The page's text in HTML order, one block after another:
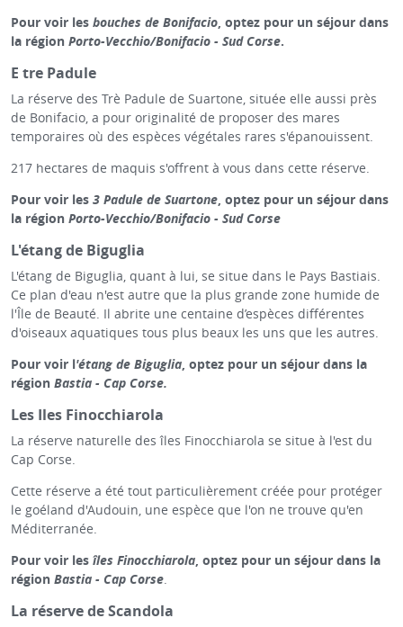
Pour voir les bouches de Bonifacio, optez pour un séjour dans
la région Porto-Vecchio/Bonifacio - Sud Corse.
E tre Padule
La réserve des Trè Padule de Suartone, située elle aussi près
de Bonifacio, a pour originalité de proposer des mares
temporaires où des espèces végétales rares s'épanouissent.
217 hectares de maquis s'offrent à vous dans cette réserve.
Pour voir les 3 Padule de Suartone, optez pour un séjour dans
la région Porto-Vecchio/Bonifacio - Sud Corse
L'étang de Biguglia
L'étang de Biguglia, quant à lui, se situe dans le Pays Bastiais.
Ce plan d'eau n'est autre que la plus grande zone humide de
l'Île de Beauté. Il abrite une centaine d’espèces différentes
d'oiseaux aquatiques tous plus beaux les uns que les autres.
Pour voir l'étang de Biguglia, optez pour un séjour dans la
région Bastia - Cap Corse.
Les Iles Finocchiarola
La réserve naturelle des îles Finocchiarola se situe à l'est du
Cap Corse.
Cette réserve a été tout particulièrement créée pour protéger
le goéland d'Audouin, une espèce que l'on ne trouve qu'en
Méditerranée.
Pour voir les îles Finocchiarola, optez pour un séjour dans la
région Bastia - Cap Corse.
La réserve de Scandola